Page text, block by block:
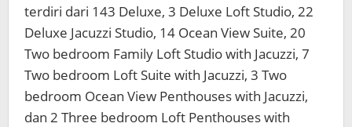
terdiri dari 143 Deluxe, 3 Deluxe Loft Studio, 22
Deluxe Jacuzzi Studio, 14 Ocean View Suite, 20
Two bedroom Family Loft Studio with Jacuzzi, 7
Two bedroom Loft Suite with Jacuzzi, 3 Two
bedroom Ocean View Penthouses with Jacuzzi,
dan 2 Three bedroom Loft Penthouses with